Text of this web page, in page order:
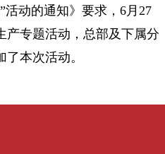
活动的通知》要求，6月27
产专题活动，总部及下属分
本次活动。